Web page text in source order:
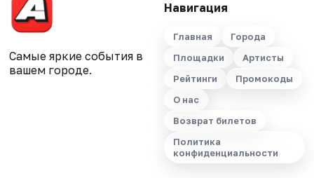
Самые яркие события в
вашем городе.
Навигация
Главная
Города
Площадки
Артисты
Рейтинги
Промокоды
О нас
Возврат билетов
Политика
конфиденциальности